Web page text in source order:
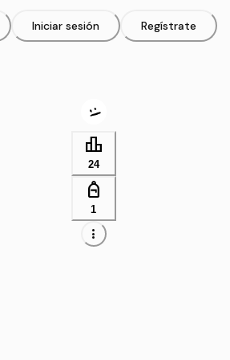
leaderboard
24
personal_bag
1
more_vert
Iniciar sesión Regístrate